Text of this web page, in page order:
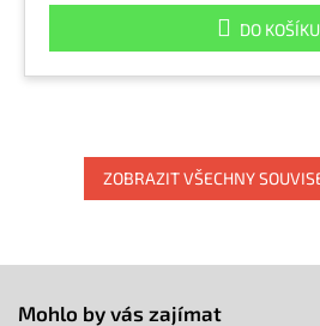
DO KOŠÍKU
ZOBRAZIT VŠECHNY
Mohlo by vás zajímat